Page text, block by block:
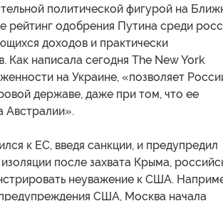
политической фигурой на
рейтинг одобрения Путина среди
доходов и практически
Как написала сегодня The New York
на Украине, «позволяет
державе, даже при том, что ее
Австралии».
к ЕС, введя санкции, и предупредил
после захвата Крыма,
неуважение к США.
США, Москва начала